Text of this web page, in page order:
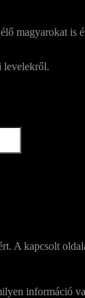
magyarokat is
levelekről.
A kapcsolt
információ